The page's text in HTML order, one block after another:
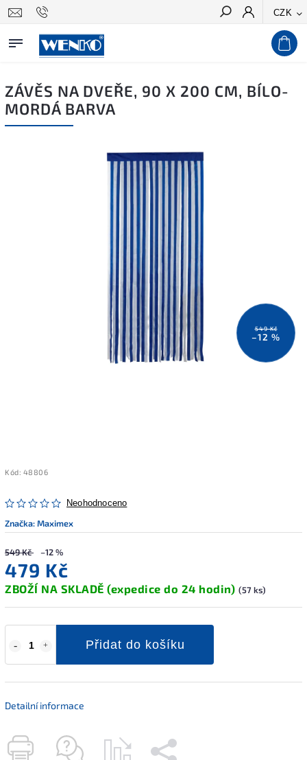
CZK
Hledat
ZÁVĚS NA DVEŘE, 90 X 200 CM, BÍLO-
MORDÁ BARVA
549 Kč
–12 %
Kód: 48806
Neohodnoceno
Značka:Maximex
549 Kč –12 %
479 Kč
ZBOŽÍ NA SKLADĚ (expedice do 24 hodin) (57 ks)
Přidat do košíku
Detailní informace